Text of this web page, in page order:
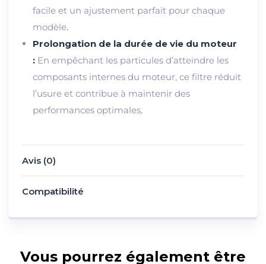
facile et un ajustement parfait pour chaque
modèle.
Prolongation de la durée de vie du moteur
: En empêchant les particules d’atteindre les
composants internes du moteur, ce filtre réduit
l’usure et contribue à maintenir des
performances optimales.
Avis (0)
Compatibilité
Vous pourrez également être